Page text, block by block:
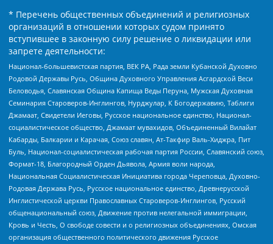
* Перечень общественных объединений и религиозных
организаций в отношении которых судом принято
вступившее в законную силу решение о ликвидации или
запрете деятельности:
Национал-большевистская партия, ВЕК РА, Рада земли Кубанской Духовно
Родовой Державы Русь, Община Духовного Управления Асгардской Веси
Беловодья, Славянская Община Капища Веды Перуна, Мужская Духовная
Семинария Староверов-Инглингов, Нурджулар, К Богодержавию, Таблиги
Джамаат, Свидетели Иеговы, Русское национальное единство, Национал-
социалистическое общество, Джамаат мувахидов, Объединенный Вилайат
Кабарды, Балкарии и Карачая, Союз славян, Ат-Такфир Валь-Хиджра, Пит
Буль, Национал-социалистическая рабочая партия России, Славянский союз,
Формат-18, Благородный Орден Дьявола, Армия воли народа,
Национальная Социалистическая Инициатива города Череповца, Духовно-
Родовая Держава Русь, Русское национальное единство, Древнерусской
Инглистической церкви Православных Староверов-Инглингов, Русский
общенациональный союз, Движение против нелегальной иммиграции,
Кровь и Честь, О свободе совести и о религиозных объединениях, Омская
организация общественного политического движения Русское